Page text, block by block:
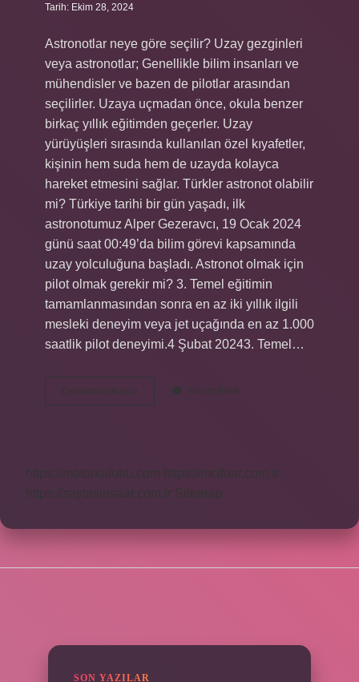
Tarih: Ekim 28, 2024
Astronotlar neye göre seçilir? Uzay gezginleri
veya astronotlar; Genellikle bilim insanları ve
mühendisler ve bazen de pilotlar arasından
seçilirler. Uzaya uçmadan önce, okula benzer
birkaç yıllık eğitimden geçerler. Uzay
yürüyüşleri sırasında kullanılan özel kıyafetler,
kişinin hem suda hem de uzayda kolayca
hareket etmesini sağlar. Türkler astronot olabilir
mi? Türkiye tarihi bir gün yaşadı, ilk
astronotumuz Alper Gezeravcı, 19 Ocak 2024
günü saat 00:49’da bilim görevi kapsamında
uzay yolculuğuna başladı. Astronot olmak için
pilot olmak gerekir mi? 3. Temel eğitimin
tamamlanmasından sonra en az iki yıllık ilgili
mesleki deneyim veya jet uçağında en az 1.000
saatlik pilot deneyimi.4 Şubat 20243. Temel…
Devamını okuyun
Astronot
Olma
Yorum Bırak
https://motorkulubu.com
https://mcifuar.com.tr
https://saytasinsaat.com.tr Sitemap
SON YAZILAR